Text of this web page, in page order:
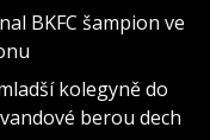
BKFC šampion ve
kolegyně do
berou dech